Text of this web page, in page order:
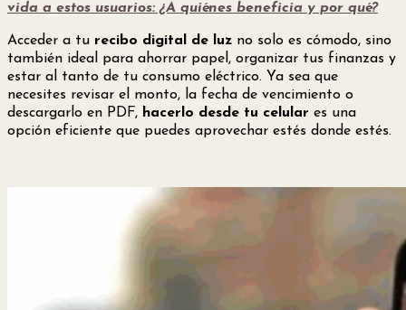
vida a estos usuarios: ¿A quiénes beneficia y por qué?
Acceder a tu recibo digital de luz no solo es cómodo, sino
también ideal para ahorrar papel, organizar tus finanzas y
estar al tanto de tu consumo eléctrico. Ya sea que
necesites revisar el monto, la fecha de vencimiento o
descargarlo en PDF, hacerlo desde tu celular es una
opción eficiente que puedes aprovechar estés donde estés.